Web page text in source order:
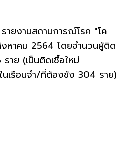
รายงานสถานการณ์โรค "โค
งหาคม 2564 โดยจำนวนผู้ติด
ราย (เป็นติดเชื้อใหม่
นเรือนจำ/ที่ต้องขัง 304 ราย)